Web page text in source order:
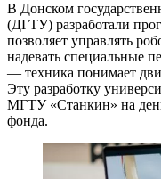
В Донском
(ДГТУ) разработали
позволяет управлять
надевать специальные
— техника понимает
Эту разработку
МГТУ «Станкин» на
фонда.